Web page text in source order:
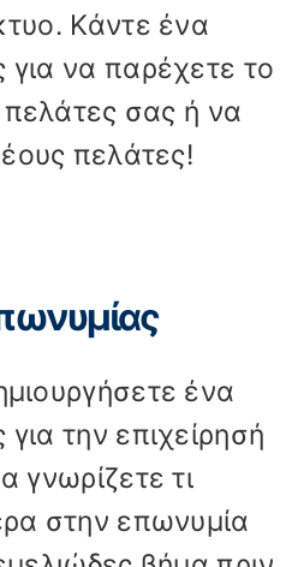
Κάντε ένα
για να παρέχετε το
σας ή να
πελάτες!
ένα
την επιχείρησή
γνωρίζετε τι
στην επωνυμία